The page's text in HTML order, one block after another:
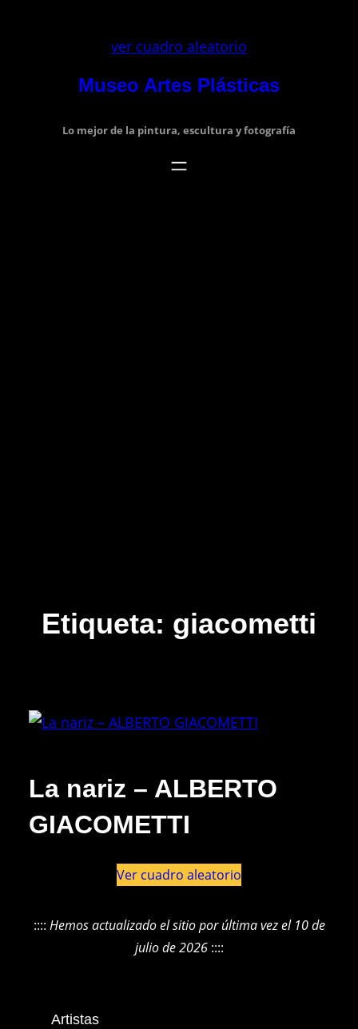
ver cuadro aleatorio
Museo Artes Plásticas
Lo mejor de la pintura, escultura y fotografía
Etiqueta: giacometti
La nariz – ALBERTO
GIACOMETTI
Ver cuadro aleatorio
:::: Hemos actualizado el sitio por última vez el 10 de
julio de 2026::::
Artistas